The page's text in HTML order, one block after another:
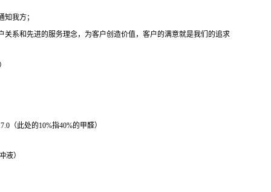
我方；
系和先进的服务理念，为客户创造价值，客户的满意就是我们的追求
（此处的10%指40%的甲醛）
液）